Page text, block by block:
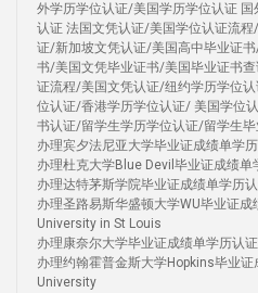
外学历学位认证/美国学历学位认证
认证 法国文凭认证/美国学位认证流
证/新加坡文凭认证/美国高中毕业证
书/美国文凭毕业证书/美国毕业证书
证流程/美国文凭认证/纽约学历学位
位认证/香港学历学位认证/ 美国学位
书认证/留学生学历学位认证/留学生
办理宾夕法尼亚大学毕业证成绩单学
办理杜克大学Blue Devil毕业证成绩
办理达特茅斯学院毕业证成绩单学历
办理圣路易斯华盛顿大学WU毕业证
University in St Louis
办理康奈尔大学毕业证成绩单学历认
办理约翰霍普金斯大学Hopkins毕业
University